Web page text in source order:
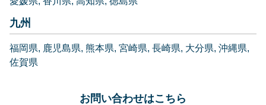
九州
福岡県 鹿児島県 熊本県 宮崎県 長崎県 大分県 沖縄県
佐賀県
お問い合わせはこちら